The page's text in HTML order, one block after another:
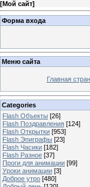
[Мой сайт]
Форма входа
Меню сайта
Главная
Categories
Flash Объекты [26]
Flash Поздравления [124]
Flash Открытки [953]
Flash Эпиграфы [23]
Flash Часики [182]
Flash Разное [37]
Проги для анимации [99]
Уроки анимации [3]
Доброе утро [480]